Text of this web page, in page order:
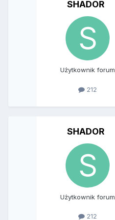
SHADOR
Użytkownik forum
212
SHADOR
Użytkownik forum
212